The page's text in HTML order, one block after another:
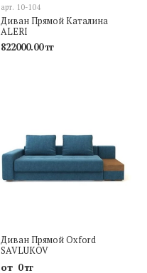
арт. 10-104
Диван Прямой Каталина
ALERI
822000.00 тг
Диван Прямой Oxford
SAVLUKOV
от 0 тг